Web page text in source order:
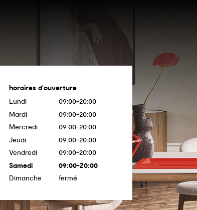
horaires d'ouverture
Lundi
09:00-20:00
Mardi
09:00-20:00
Mercredi
09:00-20:00
Jeudi
09:00-20:00
Vendredi
09:00-20:00
Samedi
09:00-20:00
Dimanche
fermé